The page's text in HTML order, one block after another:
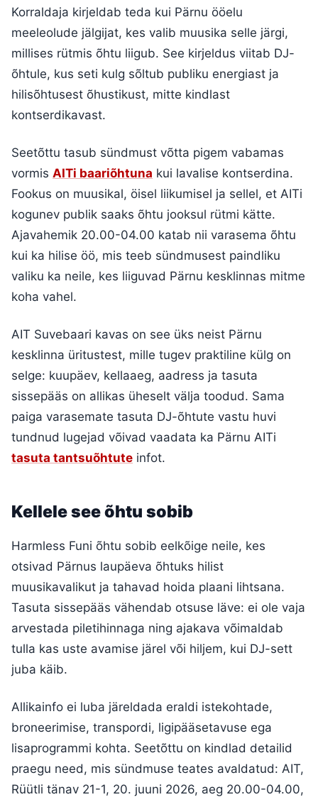
Korraldaja kirjeldab teda kui Pärnu ööelu
meeleolude jälgijat, kes valib muusika selle järgi,
millises rütmis õhtu liigub. See kirjeldus viitab DJ-
õhtule, kus seti kulg sõltub publiku energiast ja
hilisõhtusest õhustikust, mitte kindlast
kontserdikavast.
Seetõttu tasub sündmust võtta pigem vabamas
vormis AITi baariõhtuna kui lavalise kontserdina.
Fookus on muusikal, öisel liikumisel ja sellel, et AITi
kogunev publik saaks õhtu jooksul rütmi kätte.
Ajavahemik 20.00-04.00 katab nii varasema õhtu
kui ka hilise öö, mis teeb sündmusest paindliku
valiku ka neile, kes liiguvad Pärnu kesklinnas mitme
koha vahel.
AIT Suvebaari kavas on see üks neist Pärnu
kesklinna üritustest, mille tugev praktiline külg on
selge: kuupäev, kellaaeg, aadress ja tasuta
sissepääs on allikas üheselt välja toodud. Sama
paiga varasemate tasuta DJ-õhtute vastu huvi
tundnud lugejad võivad vaadata ka Pärnu AITi
tasuta tantsuõhtute infot.
Kellele see õhtu sobib
Harmless Funi õhtu sobib eelkõige neile, kes
otsivad Pärnus laupäeva õhtuks hilist
muusikavalikut ja tahavad hoida plaani lihtsana.
Tasuta sissepääs vähendab otsuse läve: ei ole vaja
arvestada piletihinnaga ning ajakava võimaldab
tulla kas uste avamise järel või hiljem, kui DJ-sett
juba käib.
Allikainfo ei luba järeldada eraldi istekohtade,
broneerimise, transpordi, ligipääsetavuse ega
lisaprogrammi kohta. Seetõttu on kindlad detailid
praegu need, mis sündmuse teates avaldatud: AIT,
Rüütli tänav 21-1, 20. juuni 2026, aeg 20.00-04.00,